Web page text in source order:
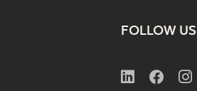
FOLLOW US